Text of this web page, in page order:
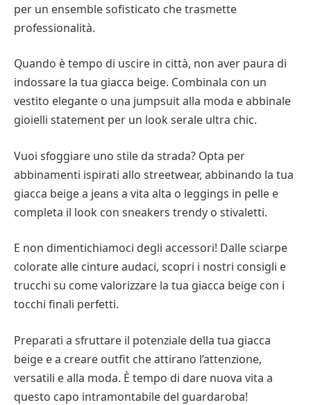
per un ensemble sofisticato che trasmette
professionalità.
Quando è tempo di uscire in città, non aver paura di
indossare la tua giacca beige. Combinala con un
vestito elegante o una jumpsuit alla moda e abbinale
gioielli statement per un look serale ultra chic.
Vuoi sfoggiare uno stile da strada? Opta per
abbinamenti ispirati allo streetwear, abbinando la tua
giacca beige a jeans a vita alta o leggings in pelle e
completa il look con sneakers trendy o stivaletti.
E non dimentichiamoci degli accessori! Dalle sciarpe
colorate alle cinture audaci, scopri i nostri consigli e
trucchi su come valorizzare la tua giacca beige con i
tocchi finali perfetti.
Preparati a sfruttare il potenziale della tua giacca
beige e a creare outfit che attirano l’attenzione,
versatili e alla moda. È tempo di dare nuova vita a
questo capo intramontabile del guardaroba!